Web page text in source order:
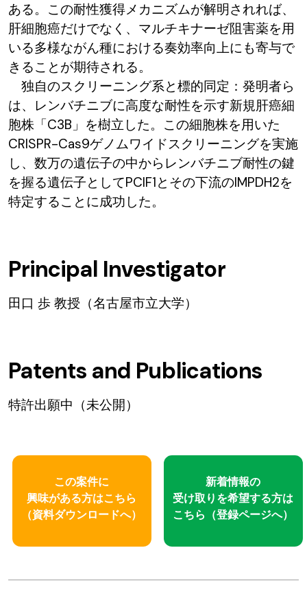
ある。この耐性獲得メカニズムが解明されれば、
肝細胞癌だけでなく、マルチキナーゼ阻害薬を用
いる多様ながん種における奏効率向上にも寄与で
きることが期待される。
独自のスクリーニング系と標的同定：発明者ら
は、レンバチニブに高度な耐性を示す新規肝癌細
胞株「C3B」を樹立した。この細胞株を用いた
CRISPR-Cas9ゲノムワイドスクリーニングを実施
し、数万の遺伝子の中からレンバチニブ耐性の鍵
を握る遺伝子としてPCIF1とその下流のIMPDH2を
特定することに成功した。
Principal Investigator
田口 歩 教授（名古屋市立大学）
Patents and Publications
特許出願中（未公開）
この案件に
興味がある方はこちら
（資料ダウンロードへ）
新着情報の
受け取りを希望する方は
こちら （登録ページへ）